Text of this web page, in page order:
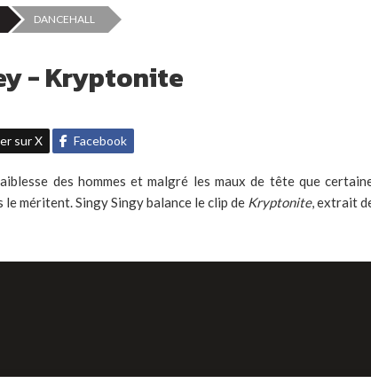
DANCEHALL
- Kryptonite
sur X Facebook
des hommes et malgré les maux de tête que
le méritent. Singy Singy balance le clip de Kryptonite, extrait